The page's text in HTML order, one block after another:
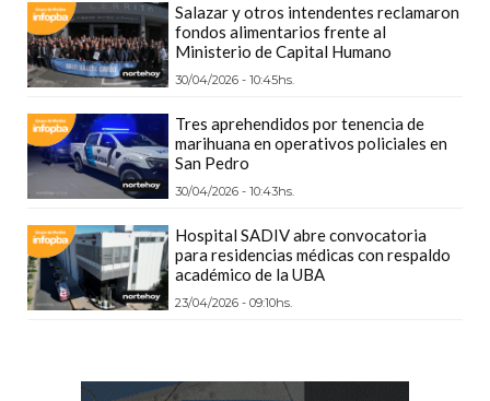
TIENDAS
ONLINE
CON
POR
WHATSAPP
GRATIS
EN
ARGENTINA:
OTRAS
Salazar y otros intendentes reclamaron
fondos alimentarios frente al
Ministerio de Capital Humano
30/04/2026 - 10:45hs.
Tres aprehendidos por tenencia de
marihuana en operativos policiales en
San Pedro
30/04/2026 - 10:43hs.
Hospital SADIV abre convocatoria
para residencias médicas con respaldo
académico de la UBA
23/04/2026 - 09:10hs.